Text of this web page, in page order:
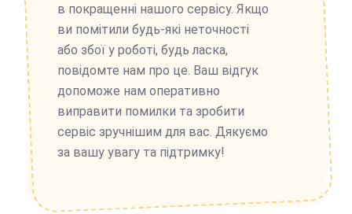
в покращенні нашого сервісу. Якщо
ви помітили будь-які неточності
або збої у роботі, будь ласка,
повідомте нам про це. Ваш відгук
допоможе нам оперативно
виправити помилки та зробити
сервіс зручнішим для вас. Дякуємо
за вашу увагу та підтримку!